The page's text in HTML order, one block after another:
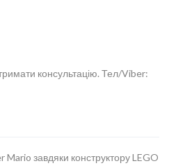
консультацію. Тел/Viber:
завдяки конструктору LEGO